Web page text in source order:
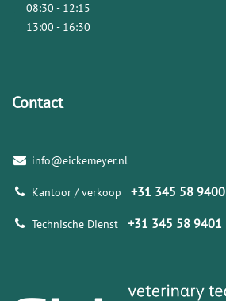
08:30 - 12:15
13:00 - 16:30
Contact
info@eickemeyer.nl
Kantoor / verkoop +31 345 58 9400
Technische Dienst +31 345 58 9401